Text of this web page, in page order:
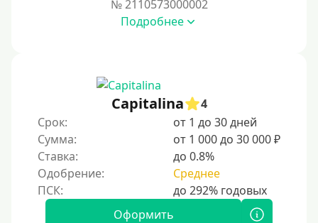
№ 2110573000002
Подробнее
Capitalina
4
Срок:
от 1 до 30 дней
Сумма:
от 1 000 до 30 000 ₽
Ставка:
до 0.8%
Одобрение:
Среднее
Оформить